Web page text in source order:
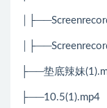
├──垫底辣妹
├──10.5(1).mp4